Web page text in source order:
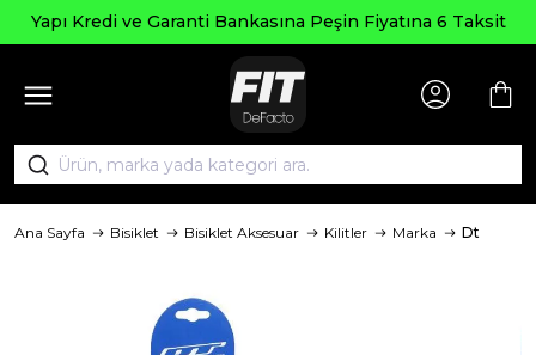
Yapı Kredi ve Garanti Bankasına Peşin Fiyatına 6 Taksit
Ana Sayfa Bisiklet Bisiklet Aksesuar Kilitler Marka Dt